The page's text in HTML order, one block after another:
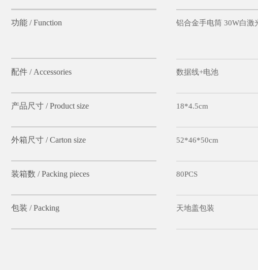
功能 / Function 铝合金手电筒 30W白激
配件 / Accessories 数据线+电池
产品尺寸 / Product size 18*4.5cm
外箱尺寸 / Carton size 52*46*50cm
装箱数 / Packing pieces 80PCS
包装 / Packing 天地盖包装